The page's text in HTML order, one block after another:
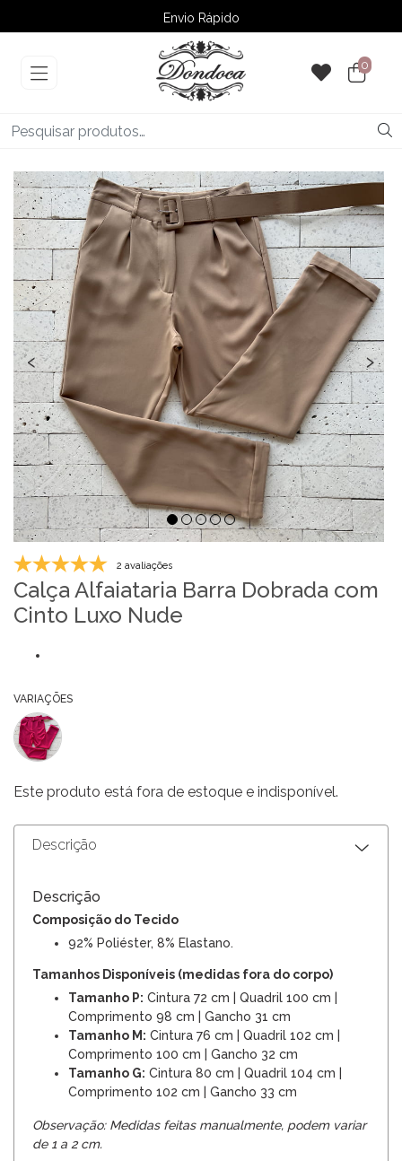
Envio Rápido
➚ Ofertas– Até 60% OFF
0
‹ ›
2 avaliações
Calça Alfaiataria Barra Dobrada com
Cinto Luxo Nude
VARIAÇÕES
Este produto está fora de estoque e indisponível.
Descrição
Descrição
Composição do Tecido
92% Poliéster, 8% Elastano.
Tamanhos Disponíveis (medidas fora do corpo)
Tamanho P: Cintura 72 cm | Quadril 100 cm |
Comprimento 98 cm | Gancho 31 cm
Tamanho M: Cintura 76 cm | Quadril 102 cm |
Comprimento 100 cm | Gancho 32 cm
Tamanho G: Cintura 80 cm | Quadril 104 cm |
Comprimento 102 cm | Gancho 33 cm
Observação: Medidas feitas manualmente, podem variar
de 1 a 2 cm.